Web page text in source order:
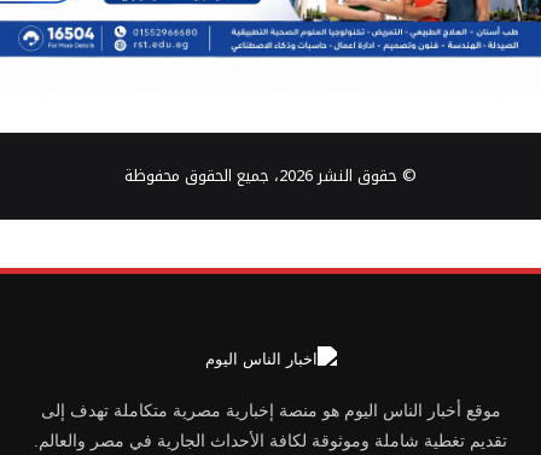
© حقوق النشر 2026، جميع الحقوق محفوظة
موقع أخبار الناس اليوم هو منصة إخبارية مصرية متكاملة تهدف إلى
تقديم تغطية شاملة وموثوقة لكافة الأحداث الجارية في مصر والعالم.